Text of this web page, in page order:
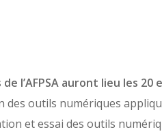
l’AFPSA auront lieu les 20
outils numériques
et essai des outils